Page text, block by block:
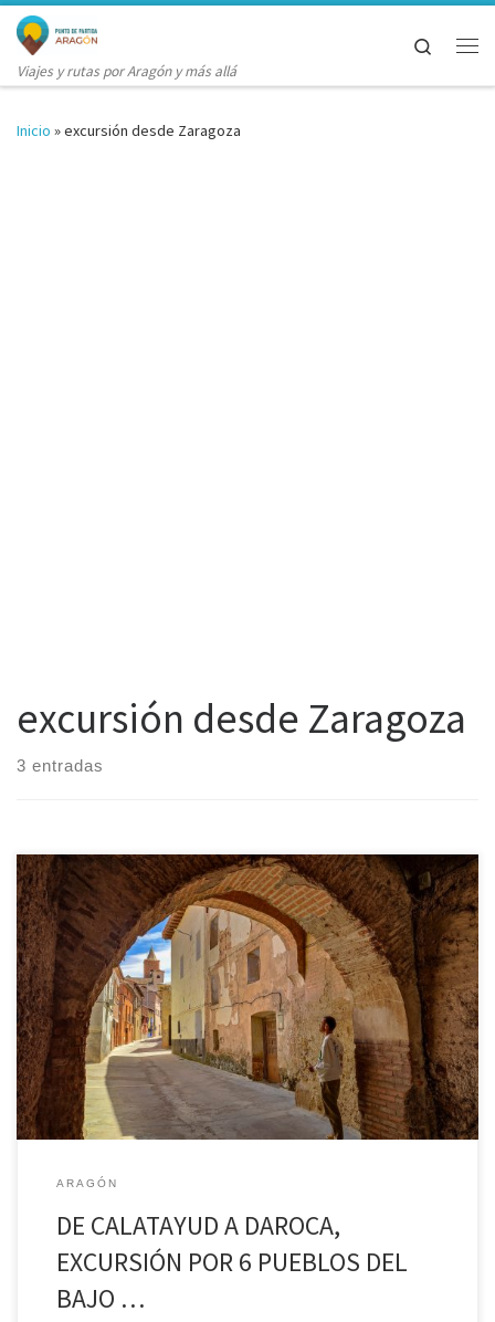
Saltar al contenido
Viajes y rutas por Aragón y más allá
Search
Inicio »excursión desde Zaragoza
excursión desde Zaragoza
3 entradas
Paracuellos de Jiloca – Maluenda – Morata de Jiloca – Fuentes de
Jiloca – Montón – Villafeliche A menudo me preguntáis qué ver
cerca de Zaragoza en un día, queréis conocer itinerarios de esos
que se […]
ARAGÓN
DE CALATAYUD A DAROCA,
EXCURSIÓN POR 6 PUEBLOS DEL
BAJO …